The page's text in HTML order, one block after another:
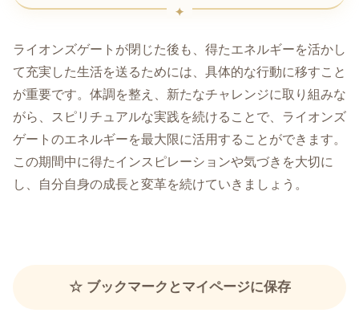
ライオンズゲートが閉じた後も、得たエネルギーを活かし
て充実した生活を送るためには、具体的な行動に移すこと
が重要です。体調を整え、新たなチャレンジに取り組みな
がら、スピリチュアルな実践を続けることで、ライオンズ
ゲートのエネルギーを最大限に活用することができます。
この期間中に得たインスピレーションや気づきを大切に
し、自分自身の成長と変革を続けていきましょう。
☆ ブックマークとマイページに保存